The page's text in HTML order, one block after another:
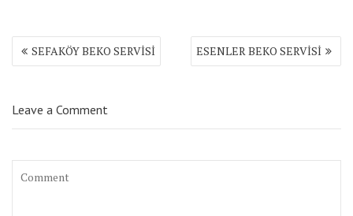
Yazı
gezinmesi
SEFAKÖY BEKO SERVİSİ ESENLER BEKO SERVİSİ
Leave a Comment